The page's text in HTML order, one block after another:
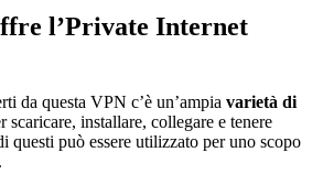
l’Private Internet
da questa VPN c’è un’ampia varietà di
scaricare, installare, collegare e tenere
questi può essere utilizzato per uno scopo